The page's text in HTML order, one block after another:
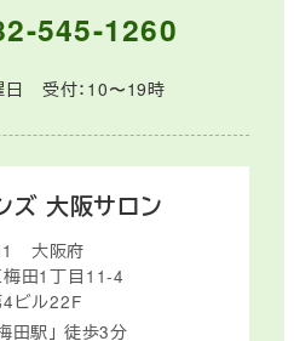
545-1260
日 受付：10〜19時
ズ 大阪サロン
大阪府
田1丁目11-4
ビル22F
田駅」 徒歩3分